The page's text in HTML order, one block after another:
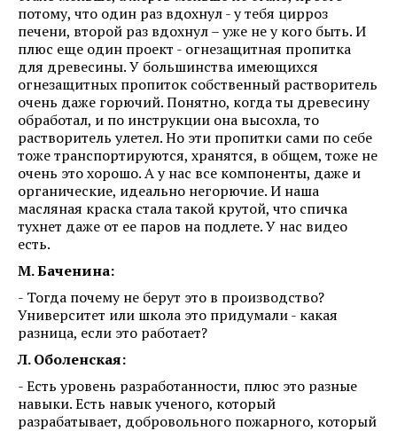
потому, что один раз вдохнул - у тебя цирроз
печени, второй раз вдохнул – уже не у кого быть. И
плюс еще один проект - огнезащитная пропитка
для древесины. У большинства имеющихся
огнезащитных пропиток собственный растворитель
очень даже горючий. Понятно, когда ты древесину
обработал, и по инструкции она высохла, то
растворитель улетел. Но эти пропитки сами по себе
тоже транспортируются, хранятся, в общем, тоже не
очень это хорошо. А у нас все компоненты, даже и
органические, идеально негорючие. И наша
масляная краска стала такой крутой, что спичка
тухнет даже от ее паров на подлете. У нас видео
есть.
М. Баченина:
- Тогда почему не берут это в производство?
Университет или школа это придумали - какая
разница, если это работает?
Л. Оболенская:
- Есть уровень разработанности, плюс это разные
навыки. Есть навык ученого, который
разрабатывает, добровольного пожарного, который